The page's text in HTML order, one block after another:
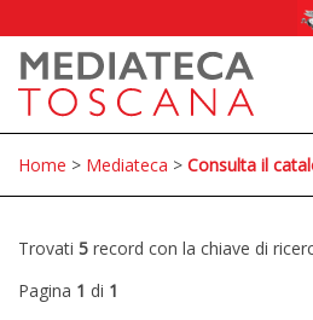
Home > Mediateca > Consulta il
Trovati 5 record con la chiave di
Pagina 1 di 1